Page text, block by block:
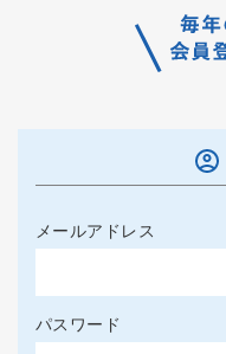
メールアドレス
パスワード